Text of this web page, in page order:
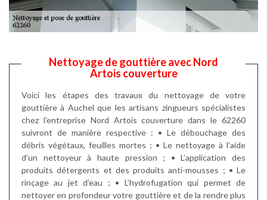
Nettoyage de gouttière avec Nord
Artois couverture
Voici les étapes des travaux du nettoyage de votre
gouttière à Auchel que les artisans zingueurs spécialistes
chez l’entreprise Nord Artois couverture dans le 62260
suivront de manière respective : • Le débouchage des
débris végétaux, feuilles mortes ; • Le nettoyage à l’aide
d’un nettoyeur à haute pression ; • L’application des
produits détergents et des produits anti-mousses ; • Le
rinçage au jet d’eau ; • L’hydrofugation qui permet de
nettoyer en profondeur votre gouttière et de la rendre plus